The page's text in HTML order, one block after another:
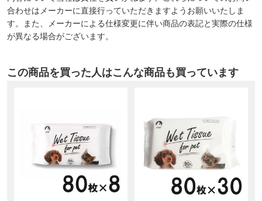
合わせはメーカーに直接行っていただきますようお願いいたしま
す。また、メーカーによる仕様変更に伴い商品の表記と実際の仕様
が異なる場合がございます。
この商品を買った人はこんな商品も買っています